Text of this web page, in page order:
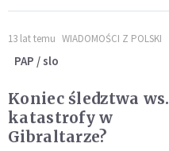
13 lat temu WIADOMOŚCI Z POLSKI
PAP / slo
Koniec śledztwa ws.
katastrofy w
Gibraltarze?